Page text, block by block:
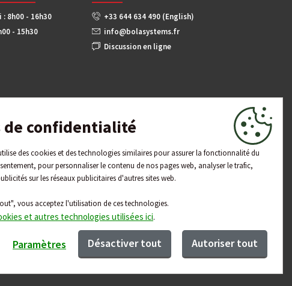
de confidentialité
des cookies et des technologies similaires pour assurer la fonctionnalité du
pour personnaliser le contenu de nos pages web, analyser le trafic,
sur les réseaux publicitaires d'autres sites web.
vous acceptez l'utilisation de ces technologies.
et autres technologies utilisées ici.
Paramètres Désactiver tout Autoriser tout
8h00 - 16h30
- 15h30
+33 644 634 490 (English)
info@bolasystems.fr
Discussion en ligne